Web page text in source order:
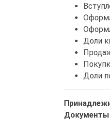
Доли
Доли
Документы